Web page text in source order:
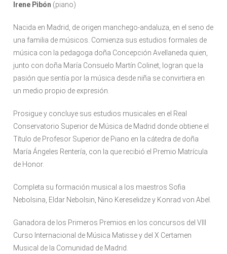
Irene Pibón (piano)
Nacida en Madrid, de origen manchego-andaluza, en el seno de
una familia de músicos. Comienza sus estudios formales de
música con la pedagoga doña Concepción Avellaneda quien,
junto con doña María Consuelo Martín Colinet, logran que la
pasión que sentía por la música desde niña se convirtiera en
un medio propio de expresión.
Prosigue y concluye sus estudios musicales en el Real
Conservatorio Superior de Música de Madrid donde obtiene el
Título de Profesor Superior de Piano en la cátedra de doña
María Ángeles Rentería, con la que recibió el Premio Matrícula
de Honor.
Completa su formación musical a los maestros Sofia
Nebolsina, Eldar Nebolsin, Nino Kereselidze y Konrad von Abel.
Ganadora de los Primeros Premios en los concursos del VIII
Curso Internacional de Música Matisse y del X Certamen
Musical de la Comunidad de Madrid.